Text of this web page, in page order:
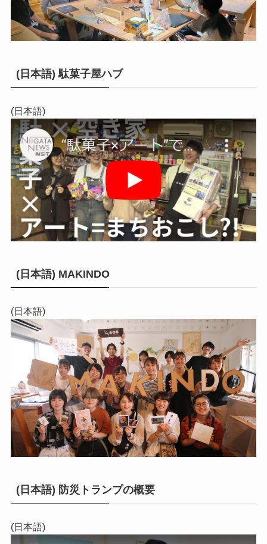
(日本語) 駄菓子屋ハブ
(日本語)
(日本語) MAKINDO
(日本語)
(日本語) 防災トランプの概要
(日本語)